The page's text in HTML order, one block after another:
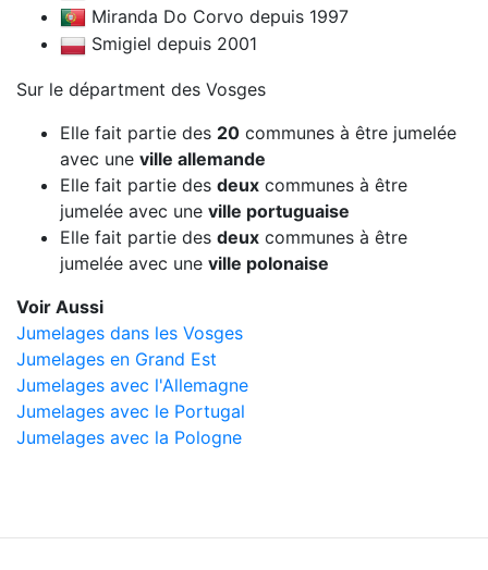
Miranda Do Corvo depuis 1997
Smigiel depuis 2001
Sur le départment des Vosges
Elle fait partie des 20 communes à être jumelée
avec une ville allemande
Elle fait partie des deux communes à être
jumelée avec une ville portuguaise
Elle fait partie des deux communes à être
jumelée avec une ville polonaise
Voir Aussi
Jumelages dans les Vosges
Jumelages en Grand Est
Jumelages avec l'Allemagne
Jumelages avec le Portugal
Jumelages avec la Pologne